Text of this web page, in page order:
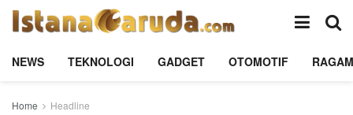
NEWS TEKNOLOGI GADGET OTOMOTIF RAGAM
Home Headline